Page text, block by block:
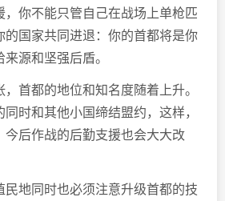
，你不能只管自己在战场上单枪匹
的国家共同进退：你的首都将是你
源和坚强后盾。
都的地位和知名度随着上升。
时和其他小国缔结盟约，这样，
今后作战的后勤支援也会大大改
地同时也必须注意升级首都的技